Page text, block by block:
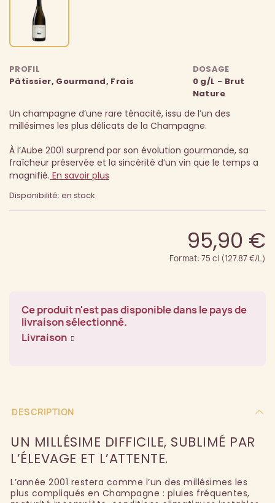
PROFIL
Pâtissier, Gourmand, Frais
DOSAGE
0 g/L - Brut
Nature
Un champagne d’une rare ténacité, issu de l’un des
millésimes les plus délicats de la Champagne.
À l’Aube 2001 surprend par son évolution gourmande, sa
fraîcheur préservée et la sincérité d’un vin que le temps a
magnifié. En savoir plus
Disponibilité: en stock
95,90 €
Format: 75 cl (127.87 €/L)
Ce produit n'est pas disponible dans le pays de
livraison sélectionné.
Livraison
DESCRIPTION
UN MILLÉSIME DIFFICILE, SUBLIMÉ PAR
L’ÉLEVAGE ET L’ATTENTE.
L’année 2001 restera comme l’un des millésimes les
plus compliqués en Champagne : pluies fréquentes,